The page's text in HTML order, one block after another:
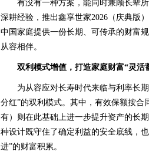
有没有一种方案，能同时兼顾长辈
深耕经验，推出鑫享世家2026（庆典版
中国家庭提供一份长期、可传承的财富
从容相伴。
双利模式增值，打造家庭财富“灵活
为从容应对长寿时代来临与利率长
分红”的双利模式。其中，有效保额按
有）则在此基础上进一步提升资产的长
种设计既守住了确定利益的安全底线，
进”的财富积累。